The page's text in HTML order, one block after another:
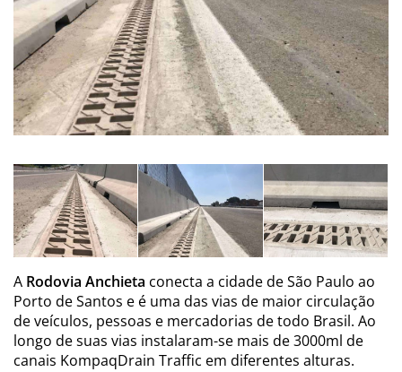
A Rodovia Anchieta conecta a cidade de São Paulo ao
Porto de Santos e é uma das vias de maior circulação
de veículos, pessoas e mercadorias de todo Brasil. Ao
longo de suas vias instalaram-se mais de 3000ml de
canais KompaqDrain Traffic em diferentes alturas.